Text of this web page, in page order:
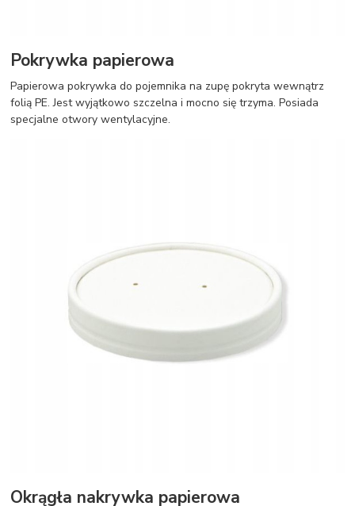
Pokrywka papierowa
Papierowa pokrywka do pojemnika na zupę pokryta wewnątrz
folią PE. Jest wyjątkowo szczelna i mocno się trzyma. Posiada
specjalne otwory wentylacyjne.
Okrągła nakrywka papierowa